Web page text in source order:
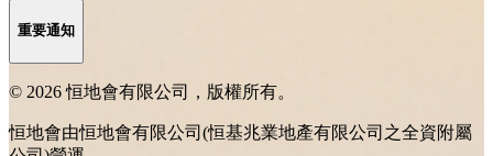
重要通知
© 2026 恒地會有限公司，版權所有。
恒地會由恒地會有限公司(恒基兆業地產有限公司之全資附屬